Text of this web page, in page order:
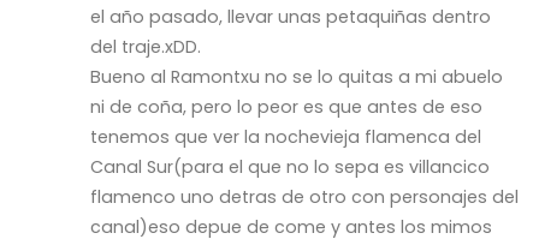
el año pasado, llevar unas petaquiñas dentro
del traje.xDD.
Bueno al Ramontxu no se lo quitas a mi abuelo
ni de coña, pero lo peor es que antes de eso
tenemos que ver la nochevieja flamenca del
Canal Sur(para el que no lo sepa es villancico
flamenco uno detras de otro con personajes del
canal)eso depue de come y antes los mimos